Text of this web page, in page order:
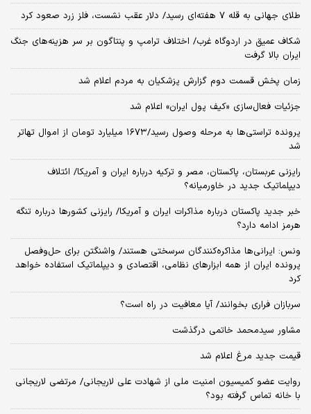
طلای جهانی به قله ۷ هفته‌ای رسید/ دلار عقب نشست، فلز زرد صعود کرد
شکاف عمیق در اردوگاه غرب/ اختلاف ترامپ و پنتاگون بر سر هزینه‌های جنگ
ایران بالا گرفت
زمان پخش قسمت دوم گزارش پزشکیان به مردم اعلام شد
جزئیات فعال‌سازی «کیف پول ایران» اعلام شد
پرونده تراستی‌ها به مرحله وصول رسید/۱۶۷۳ میلیارد تومان از اموال تهاتر
شد
رایزنی عربستان، پاکستان، مصر و ترکیه درباره ایران و آمریکا/ ائتلاف
دیپلماتیک جدید در خاورمیانه؟
خبر جدید پاکستان درباره مذاکرات ایران و آمریکا/ رایزنی کشورها درباره تنگه
هرمز ادامه دارد؟
ونس: ایرانی‌ها مذاکره‌کنندگان سرسختی هستند/ واشنگتن برای حل‌وفصل
پرونده ایران از همه ابزارهای نظامی، اقتصادی و دیپلماتیک استفاده خواهد
کرد
سربازان فراری بخوانند/ آیا معافیت در راه است؟
مشاور سیدمحمد خاتمی درگذشت
قیمت جدید مرغ اعلام شد
روایت عضو کمیسیون امنیت ملی از شهادت علی لاریجانی/ مرتضی لاریجانی
با خانه تماس گرفته بود؟